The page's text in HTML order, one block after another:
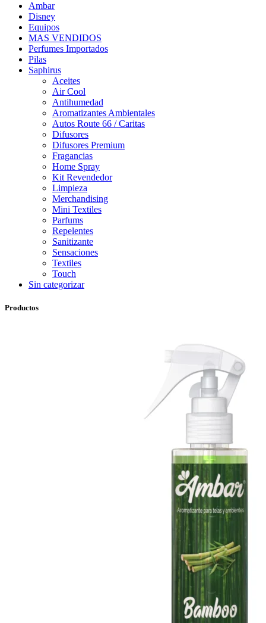
Ambar
Disney
Equipos
MAS VENDIDOS
Perfumes Importados
Pilas
Saphirus
Aceites
Air Cool
Antihumedad
Aromatizantes Ambientales
Autos Route 66 / Caritas
Difusores
Difusores Premium
Fragancias
Home Spray
Kit Revendedor
Limpieza
Merchandising
Mini Textiles
Parfums
Repelentes
Sanitizante
Sensaciones
Textiles
Touch
Sin categorizar
Productos